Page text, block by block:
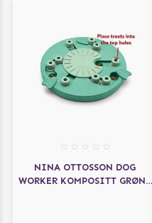
NINA OTTOSSON DOG
WORKER KOMPOSITT GRØNT